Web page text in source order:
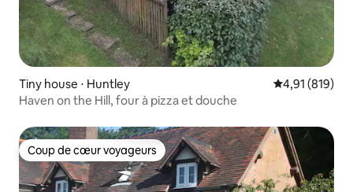
Tiny house ⋅ Huntley Évaluation
4,91 (819)
Haven on the Hill, four à pizza et douche
Coup de cœur voyageurs
Coup de cœur voyageurs